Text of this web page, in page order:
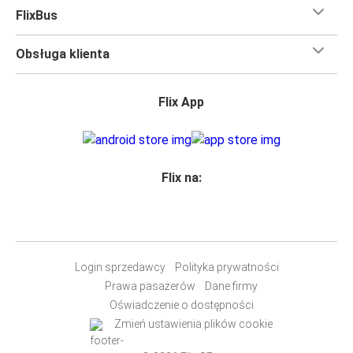
FlixBus
Obsługa klienta
Flix App
Flix na:
Login sprzedawcy
Polityka prywatności
Prawa pasażerów
Dane firmy
Oświadczenie o dostępności
Zmień ustawienia plików cookie